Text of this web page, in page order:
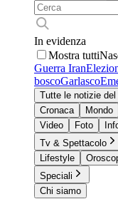
In evidenza
Mostra tutti
Guerra Iran
boscoGarlasco
Tutte le notizie del
Cronaca
Mondo
Video
Foto
Tv & Spettacolo
Lifestyle
Speciali
Chi siamo